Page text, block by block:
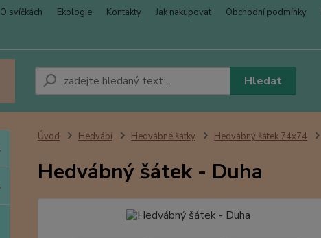
O svíčkách Ekologie Kontakty Jak nakupovat Obchodní podmínky
Hledat
Úvod Hedvábí Hedvábné šátky Hedvábný šátek 74x74
Hedvábný šátek - Duha